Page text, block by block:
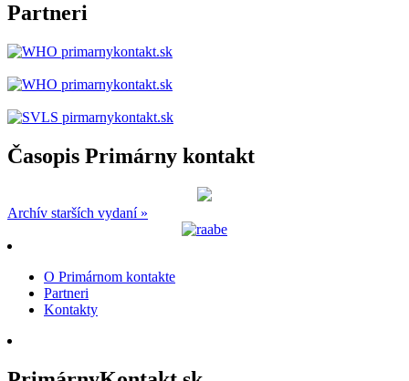
Partneri
Časopis Primárny kontakt
Archív starších vydaní »
O Primárnom kontakte
Partneri
Kontakty